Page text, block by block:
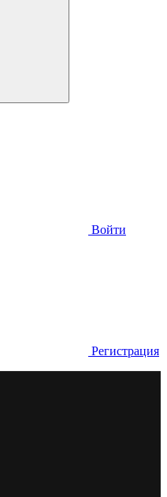
Войти
Регистрация